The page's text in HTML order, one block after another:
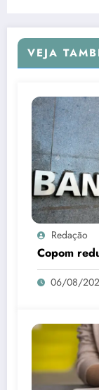
VEJA
Redação
Copom
06/08/